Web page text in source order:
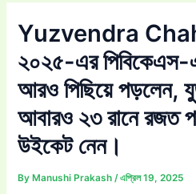
Yuzvendra
২০২৫-এর পিবিকেএস-
আরও পিছিয়ে পড়লেন,
আবারও ২৩ রানে রজত
উইকেট নেন।
By Manushi Prakash/এপ্রিল 19, 2025